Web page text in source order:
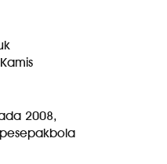
2008,